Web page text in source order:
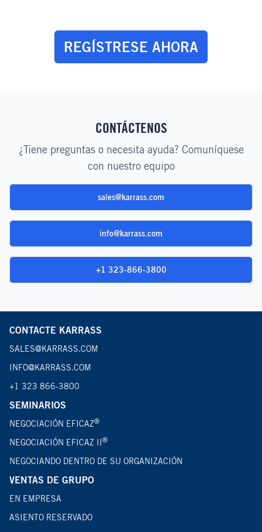
REGÍSTRESE AHORA
CONTÁCTENOS
¿Tiene preguntas o necesita ayuda? Comuníquese
con nuestro equipo
sales@karrass.com
info@karrass.com
+1 323-866-3800
CONTACTE KARRASS
SALES@KARRASS.COM
INFO@KARRASS.COM
+1 323 866-3800
SEMINARIOS
NEGOCIACIÓN EFICAZ®
NEGOCIACIÓN EFICAZ II ®
NEGOCIANDO DENTRO DE SU ORGANIZACIÓN
VENTAS DE GRUPO
EN EMPRESA
ASIENTO RESERVADO